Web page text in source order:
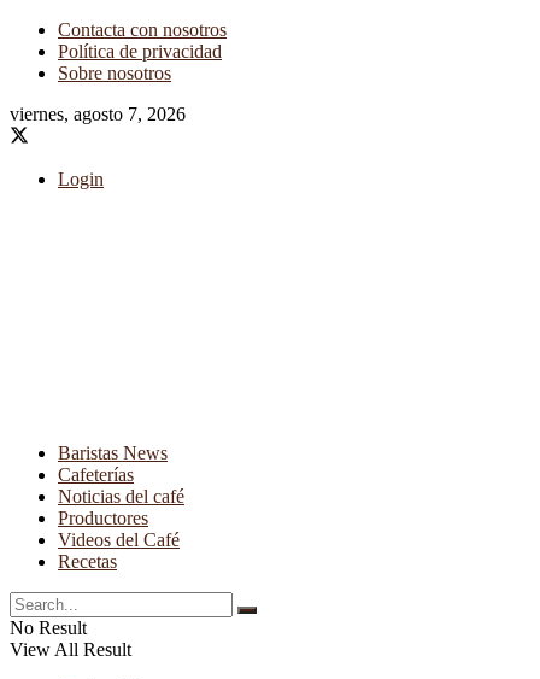
Contacta con nosotros
Política de privacidad
Sobre nosotros
viernes, agosto 7, 2026
Login
Baristas News
Cafeterías
Noticias del café
Productores
Videos del Café
Recetas
No Result
View All Result